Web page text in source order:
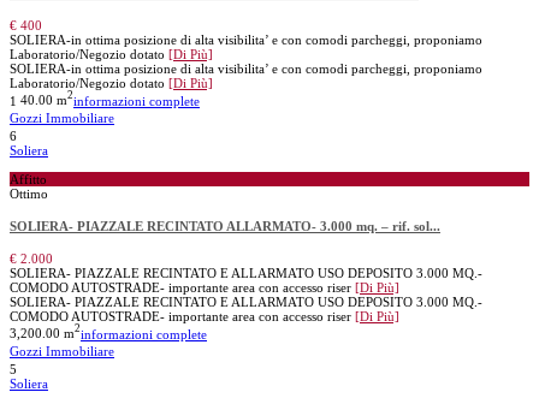
€ 400
SOLIERA-in ottima posizione di alta visibilita’ e con comodi parcheggi, proponiamo
Laboratorio/Negozio dotato [Di Più]
SOLIERA-in ottima posizione di alta visibilita’ e con comodi parcheggi, proponiamo
Laboratorio/Negozio dotato [Di Più]
1 40.00 m2informazioni complete
Gozzi Immobiliare
6
Soliera
Affitto
Ottimo
SOLIERA- PIAZZALE RECINTATO ALLARMATO- 3.000 mq. – rif. sol...
€ 2.000
SOLIERA- PIAZZALE RECINTATO E ALLARMATO USO DEPOSITO 3.000 MQ.-
COMODO AUTOSTRADE- importante area con accesso riser [Di Più]
SOLIERA- PIAZZALE RECINTATO E ALLARMATO USO DEPOSITO 3.000 MQ.-
COMODO AUTOSTRADE- importante area con accesso riser [Di Più]
3,200.00 m2informazioni complete
Gozzi Immobiliare
5
Soliera